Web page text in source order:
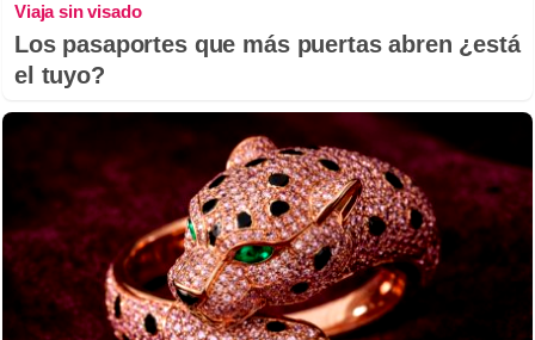
Viaja sin visado
Los pasaportes que más puertas abren ¿está
el tuyo?